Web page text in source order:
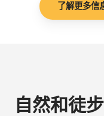
了解更多信
自然和徒步